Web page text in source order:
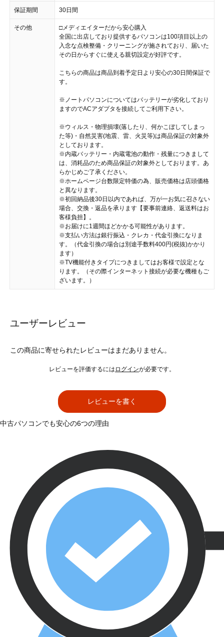
保証期間 30日間
その他
□メディエイターだから安心購入
全国に出店しており提供するパソコンは100項目以上の
入念な点検整備・クリーニングが施されており、届いた
その日からすぐに使える親切設定が好評です。
こちらの商品は商品到着予定日より安心の30日間保証で
す。
※ノートパソコンについてはバッテリーが劣化しており
ますのでACアダプタを接続してご利用下さい。
※ウィルス・物理損壊(落したり、何かこぼしてしまっ
た等)・自然災害(地震、雷、火災等)は商品保証の対象外
としております。
※内蔵バッテリー・内蔵電池の動作・残量につきまして
は、消耗品のため商品保証の対象外としております。あ
らかじめご了承ください。
※ホームページ台数限定特価の為、販売価格は店頭価格
と異なります。
※初回納品後30日以内であれば、万が一お気に召さない
場合、交換・返品を承ります【要事前連絡、返送料はお
客様負担】。
※お届けに1週間ほどかかる可能性があります。
※支払い方法は銀行振込・クレカ・代金引換になりま
す。（代金引換の場合は別途手数料400円(税抜)かかり
ます）
※TV機能付きタイプにつきましてはお客様で設定とな
ります。（その際インターネット接続が必要な機種もご
ざいます。）
ユーザーレビュー
この商品に寄せられたレビューはまだありません。
レビューを評価するには ログインが必要です。
レビューを書く
中古パソコンでも安心の6つの理由